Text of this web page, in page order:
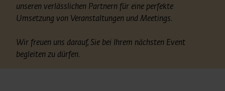
unseren verlässlichen Partnern für eine perfekte
Umsetzung von Veranstaltungen und Meetings.
Wir freuen uns darauf, Sie bei Ihrem nächsten Event
begleiten zu dürfen.